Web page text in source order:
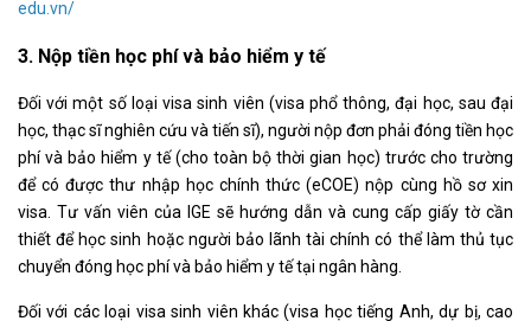
edu.vn/
3. Nộp tiền học phí và bảo hiểm y tế
Đối với một số loại visa sinh viên (visa phổ thông, đại học, sau đại
học, thạc sĩ nghiên cứu và tiến sĩ), người nộp đơn phải đóng tiền học
phí và bảo hiểm y tế (cho toàn bộ thời gian học) trước cho trường
để có được thư nhập học chính thức (eCOE) nộp cùng hồ sơ xin
visa. Tư vấn viên của IGE sẽ hướng dẫn và cung cấp giấy tờ cần
thiết để học sinh hoặc người bảo lãnh tài chính có thể làm thủ tục
chuyển đóng học phí và bảo hiểm y tế tại ngân hàng.
Đối với các loại visa sinh viên khác (visa học tiếng Anh, dự bị, cao